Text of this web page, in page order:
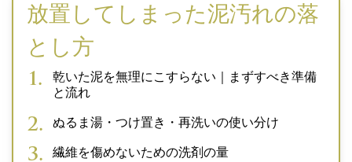
放置してしまった泥汚れの落
とし方
乾いた泥を無理にこすらない｜まずすべき準備
と流れ
ぬるま湯・つけ置き・再洗いの使い分け
繊維を傷めないための洗剤の量